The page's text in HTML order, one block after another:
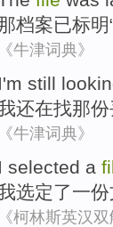
档案已标明
《牛津词典》
I'm still
还在找那份
《牛津词典》
I selected a
选定了一份
《柯林斯英汉双